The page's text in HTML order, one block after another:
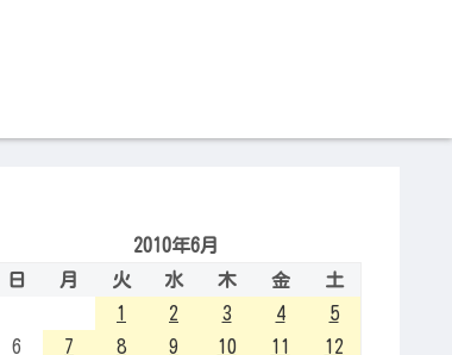
2010年6月
日
月 火 水 木 金
土
1
2 3 4
5
6
7 8 9 10 11
12